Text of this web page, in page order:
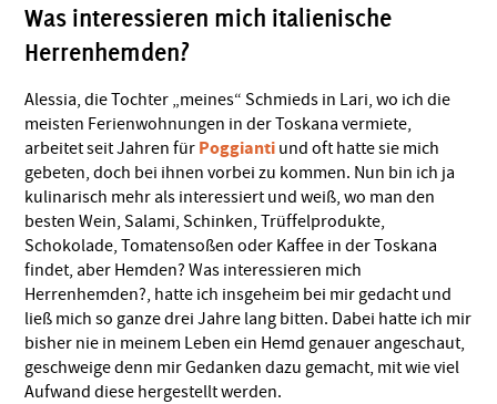
Was interessieren mich italienische
Herrenhemden?
Alessia, die Tochter „meines“ Schmieds in Lari, wo ich die
meisten Ferienwohnungen in der Toskana vermiete,
arbeitet seit Jahren für Poggianti und oft hatte sie mich
gebeten, doch bei ihnen vorbei zu kommen. Nun bin ich ja
kulinarisch mehr als interessiert und weiß, wo man den
besten Wein, Salami, Schinken, Trüffelprodukte,
Schokolade, Tomatensoßen oder Kaffee in der Toskana
findet, aber Hemden? Was interessieren mich
Herrenhemden?, hatte ich insgeheim bei mir gedacht und
ließ mich so ganze drei Jahre lang bitten. Dabei hatte ich mir
bisher nie in meinem Leben ein Hemd genauer angeschaut,
geschweige denn mir Gedanken dazu gemacht, mit wie viel
Aufwand diese hergestellt werden.